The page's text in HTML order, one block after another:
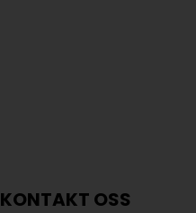
KONTAKT OSS